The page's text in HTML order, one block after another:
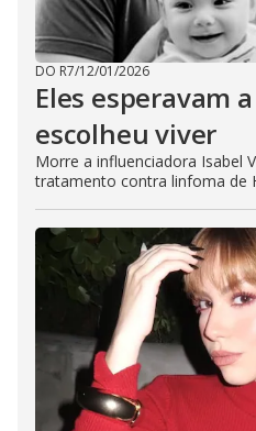
DO R7/12/01/2026
Eles esperavam
escolheu viver
Morre a influenciadora Isabel
tratamento contra linfoma de